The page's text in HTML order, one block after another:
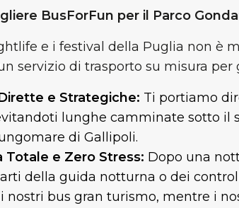
BusForFun per il Parco
e i festival della Puglia non è
servizio di trasporto su misura
e Strategiche: Ti portiamo
lunghe camminate sotto il
di Gallipoli.
Totale e Zero Stress: Dopo una
della guida notturna o dei
nostri bus gran turismo, mentre i